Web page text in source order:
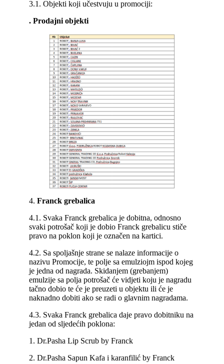
3.1. Objekti koji učestvuju u promociji:
. Prodajni objekti
4. Franck grebalica
4.1. Svaka Franck grebalica je dobitna, odnosno
svaki potrošač koji je dobio Franck grebalicu stiče
pravo na poklon koji je označen na kartici.
4.2. Sa spoljašnje strane se nalaze informacije o
nazivu Promocije, te polje sa emulziojm ispod kojeg
je jedna od nagrada. Skidanjem (grebanjem)
emulzije sa polja potrošač će vidjeti koju je nagradu
tačno dobio te će je preuzeti u objektu ili će je
naknadno dobiti ako se radi o glavnim nagradama.
4.3. Svaka Franck grebalica daje pravo dobitniku na
jedan od sljedećih poklona:
1. Dr.Pasha Lip Scrub by Franck
2. Dr.Pasha Sapun Kafa i karanfilić by Franck